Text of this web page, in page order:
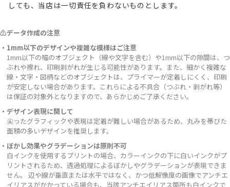
しても、当店は一切責任を負わないものとします。
⚠データ作成の注意
・1mm以下のデザインや複雑な模様はご注意
1mm以下の幅のオブジェクト（線や文字を含む）や1mm以下の隙間は、つ
ぶれや擦れ、印刷剥がれが生じる可能性があります。また、細かく複雑な
線・文字・図柄などのオブジェクトは、プライマーが定着しにくく、印刷
が安定しない場合があります。これらによる不具合（つぶれ・剥がれ等）
は保証の対象外となりますので、あらかじめご了承ください。
・デザイン表現に関して
尖ったグラフィックや表現は定着が難しい場合があるため、丸みを帯びた
面積の多いデザインを推奨します。
・ぼかし効果やグラデーションは原則不可
白インクを使用するプリントの場合、カラーインクの下に白いインクがプ
リントされるため、透過処理によるぼかしやグラデーションが表現できま
せん。 辺や線が垂直または水平ではなく、かつ低解像度の画像でアンチエ
イリアスがかかっている場合も、当該アンチエイリアス箇所も白インクで